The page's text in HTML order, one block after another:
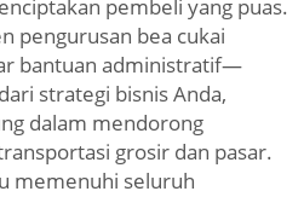
pembeli yang puas.
pengurusan bea cukai
bantuan administratif—
strategi bisnis Anda,
dalam mendorong
grosir dan pasar.
memenuhi seluruh